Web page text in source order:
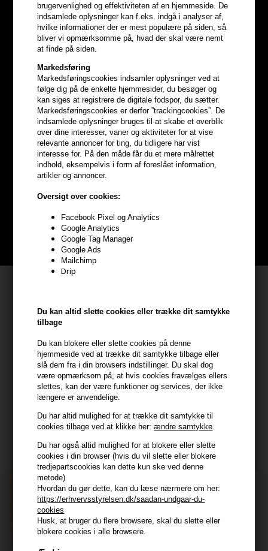
brugervenlighed og effektiviteten af en hjemmeside. De
indsamlede oplysninger kan f.eks. indgå i analyser af,
hvilke informationer der er mest populære på siden, så
bliver vi opmærksomme på, hvad der skal være nemt
at finde på siden.
Markedsføring
Markedsføringscookies indsamler oplysninger ved at
følge dig på de enkelte hjemmesider, du besøger og
kan siges at registrere de digitale fodspor, du sætter.
Markedsføringscookies er derfor ”trackingcookies”. De
indsamlede oplysninger bruges til at skabe et overblik
over dine interesser, vaner og aktiviteter for at vise
relevante annoncer for ting, du tidligere har vist
interesse for. På den måde får du et mere målrettet
indhold, eksempelvis i form af foreslået information,
artikler og annoncer.
Oversigt over cookies:
Facebook Pixel og Analytics
Google Analytics
Google Tag Manager
Google Ads
Mailchimp
Drip
Du kan altid slette cookies eller trække dit samtykke
tilbage
Du kan blokere eller slette cookies på denne
hjemmeside ved at trække dit samtykke tilbage eller
slå dem fra i din browsers indstillinger. Du skal dog
være opmærksom på, at hvis cookies fravælges ellers
slettes, kan der være funktioner og services, der ikke
længere er anvendelige.
Du har altid mulighed for at trække dit samtykke til
cookies tilbage ved at klikke her:ændre samtykke
Du har også altid mulighed for at blokere eller slette
cookies i din browser (hvis du vil slette eller blokere
tredjepartscookies kan dette kun ske ved denne
metode)
Hvordan du gør dette, kan du læse nærmere om her:
https://erhvervsstyrelsen.dk/saadan-undgaar-du-
cookies
Husk, at bruger du flere browsere, skal du slette eller
blokere cookies i alle browsere.
Optjen5% bonuskroner
hele din ordre
BLIV GRATIS MEDLEM HER
HAIR247
Frisenborgvej 6A
7800 Skive
CVR: 44874253
kundeservice@hair247.dk
Tlf. 23839799 (hverdage 9-14)
Modtag tilbud mm
Tilmeld dig nyhedsbrev - du kan altid afmelde det igen.
TILMELD
Consent